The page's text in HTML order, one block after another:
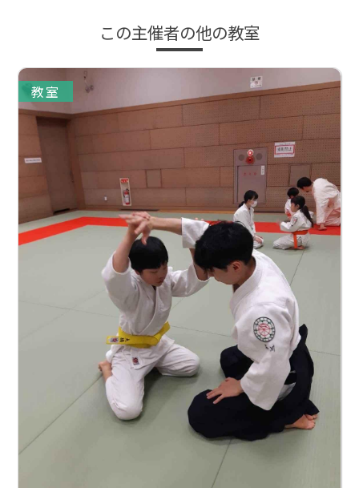
この主催者の他の教室
教室